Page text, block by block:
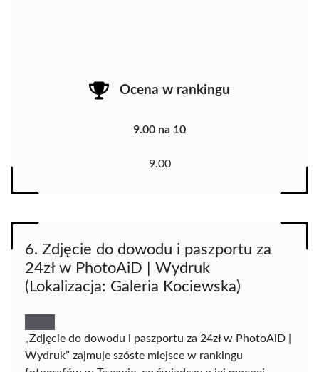
Ocena w rankingu
9.00 na 10
9.00
6. Zdjęcie do dowodu i paszportu za
24zł w PhotoAiD | Wydruk
(Lokalizacja: Galeria Kociewska)
„Zdjęcie do dowodu i paszportu za 24zł w PhotoAiD |
Wydruk” zajmuje szóste miejsce w rankingu